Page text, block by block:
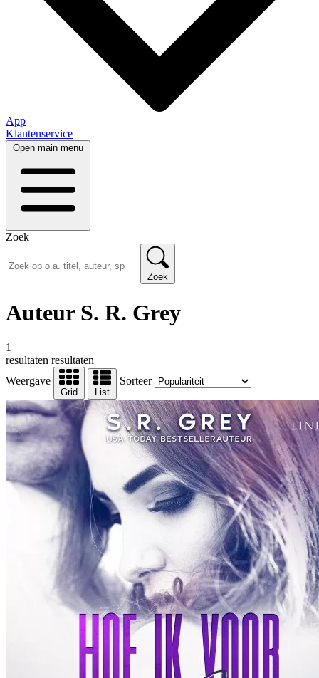
App
Klantenservice
Open main menu
Zoek
Zoek
Auteur S. R. Grey
1
resultaten resultaten
Weergave
Grid List
Sorteer